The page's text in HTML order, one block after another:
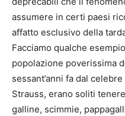
assumere in certi paesi
affatto esclusivo della
Facciamo qualche
popolazione poverissima
sessant’anni fa dal
Strauss, erano soliti
galline, scimmie,